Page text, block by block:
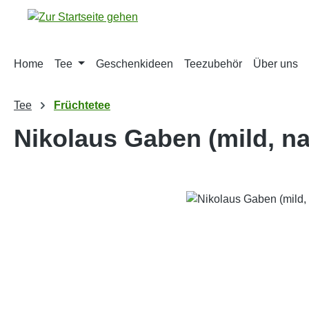
Hauptinhalt springen
Zur Suche springen
Zur Hauptnavigation springen
Home Tee Geschenkideen Teezubehör Über uns
Tee Früchtetee
Nikolaus Gaben (mild,